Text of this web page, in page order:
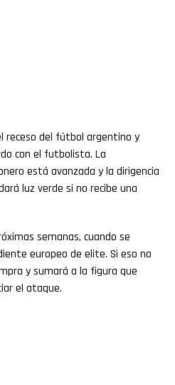
receso del fútbol argentino y
con el futbolista. La
está avanzada y la dirigencia
luz verde si no recibe una
semanas, cuando se
europeo de elite. Si eso no
y sumará a la figura que
el ataque.